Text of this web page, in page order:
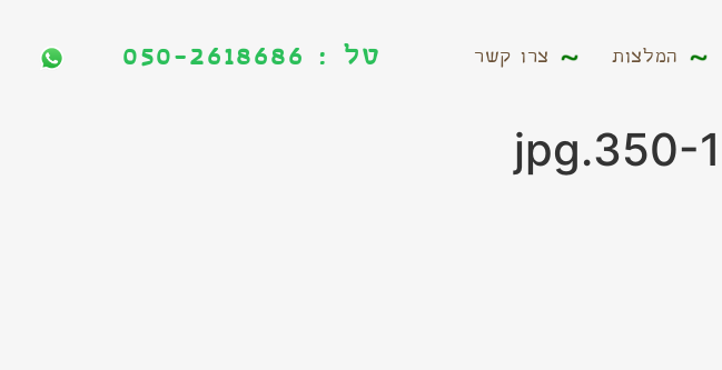
המלצות צרו קשר טל : 050-2618686 המלצות צרו קשר טל : 050-2618686